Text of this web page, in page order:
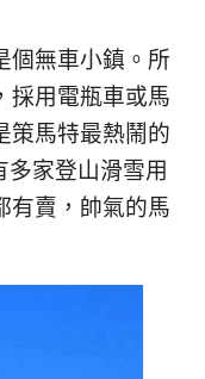
個無車小鎮。所
採用電瓶車或馬
策馬特最熱鬧的
家登山滑雪用
有賣，帥氣的馬